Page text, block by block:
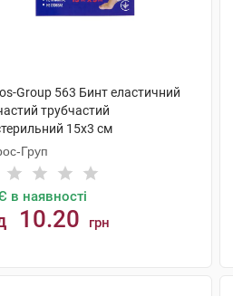
Group 563 Бинт еластичний
трубчастий
15х3 см
1 шт
Груп
в наявності
10.20 грн